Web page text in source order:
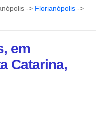
-> Florianópolis ->
em
Catarina,